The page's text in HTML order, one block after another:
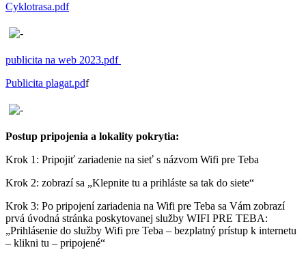
Cyklotrasa.pdf
publicita na web 2023.pdf
Publicita plagat.pdf
Postup pripojenia a lokality pokrytia:
Krok 1: Pripojiť zariadenie na sieť s názvom Wifi pre Teba
Krok 2: zobrazí sa „Klepnite tu a prihláste sa tak do siete“
Krok 3: Po pripojení zariadenia na Wifi pre Teba sa Vám zobrazí
prvá úvodná stránka poskytovanej služby WIFI PRE TEBA:
„Prihlásenie do služby Wifi pre Teba – bezplatný prístup k internetu
– klikni tu – pripojené“